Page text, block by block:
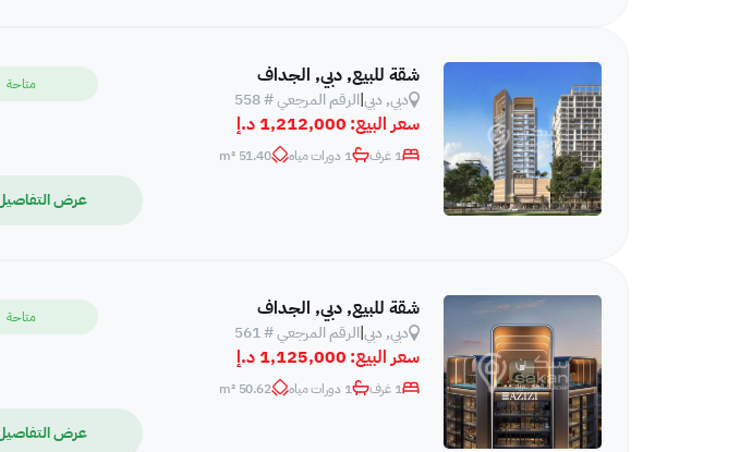
شقة للبيع, دبي, الجداف
دبي, دبي|الرقم المرجعي # 558
سعر البيع: 1,212,000 د.إ
متاحة
1 غرف 1 دورات مياه 51.40 m²
عرض
شقة للبيع, دبي, الجداف
دبي, دبي|الرقم المرجعي # 561
سعر البيع: 1,125,000 د.إ
متاحة
1 غرف 1 دورات مياه 50.62 m²
عرض